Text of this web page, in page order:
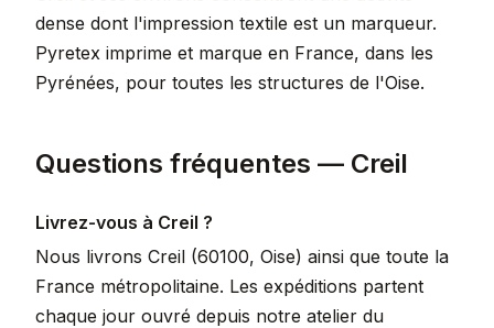
dense dont l'impression textile est un marqueur.
Pyretex imprime et marque en France, dans les
Pyrénées, pour toutes les structures de l'Oise.
Questions fréquentes — Creil
Livrez-vous à Creil ?
Nous livrons Creil (60100, Oise) ainsi que toute la
France métropolitaine. Les expéditions partent
chaque jour ouvré depuis notre atelier du